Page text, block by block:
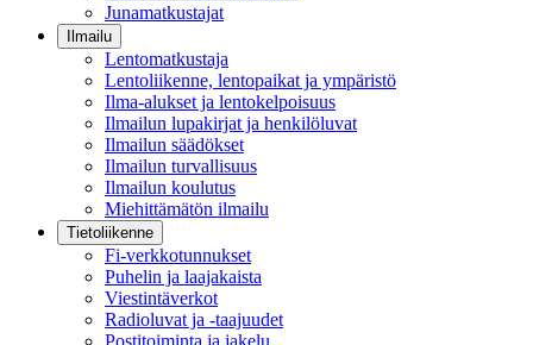
Junamatkustajat
Ilmailu
Lentomatkustaja
Lentoliikenne, lentopaikat ja ympäristö
Ilma-alukset ja lentokelpoisuus
Ilmailun lupakirjat ja henkilöluvat
Ilmailun säädökset
Ilmailun turvallisuus
Ilmailun koulutus
Miehittämätön ilmailu
Tietoliikenne
Fi-verkkotunnukset
Puhelin ja laajakaista
Viestintäverkot
Radioluvat ja -taajuudet
Postitoiminta ja jakelu